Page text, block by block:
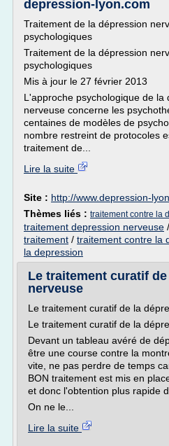
depression-lyon.com
Traitement de la dépression
psychologiques
Traitement de la dépression
psychologiques
Mis à jour le 27 février 2013
L'approche psychologique de la
nerveuse concerne les
centaines de modèles de
nombre restreint de protocoles
traitement de...
Lire la suite
Site : http://www.depression-
Thèmes liés : traitement contre la
traitement depression nerveuse /
traitement / traitement contre la
la depression
Le traitement curatif
nerveuse
Le traitement curatif de la
Le traitement curatif de la
Devant un tableau avéré de
être une course contre la
vite, ne pas perdre de temps
BON traitement est mis en
et donc l'obtention plus rapide
On ne le...
Lire la suite